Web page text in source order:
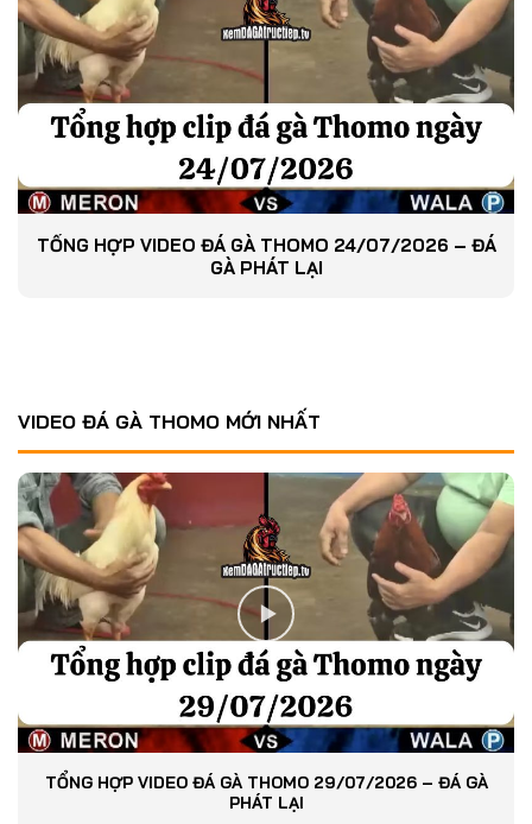
TỔNG HỢP VIDEO ĐÁ GÀ THOMO 24/07/2026 – ĐÁ
GÀ PHÁT LẠI
VIDEO ĐÁ GÀ THOMO MỚI NHẤT
TỔNG HỢP VIDEO ĐÁ GÀ THOMO 29/07/2026 – ĐÁ GÀ
PHÁT LẠI